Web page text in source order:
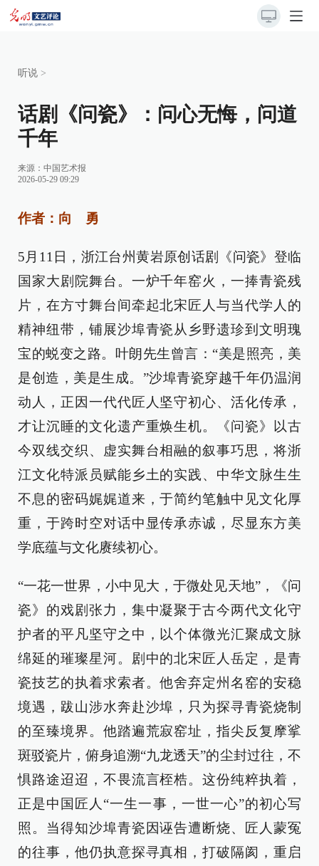
听说 >
话剧《问瓷》：问心无悔，问道
千年
来源： 中国艺术报
2026-05-29 09:29
作者：向 勇
5月11日，浙江台州黄岩原创话剧《问瓷》登临
国家大剧院舞台。一炉千年窑火，一捧青瓷残
片，在方寸舞台间牵起北宋匠人与当代学人的
精神纽带，铺展沙埠青瓷从乡野遗珍到文明瑰
宝的蜕变之路。叶朗先生曾言：“美是照亮，美
是创造，美是生成。”沙埠青瓷穿越千年仍温润
动人，正因一代代匠人坚守初心、活化传承，
才让沉睡的文化遗产重焕生机。《问瓷》以古
今双线交织、虚实舞台相融的叙事巧思，将浙
江文化特派员赋能乡土的实践、中华文脉生生
不息的密码娓娓道来，于简约笔触中见文化厚
重，于跨时空对话中显传承赤诚，尽显东方美
学底蕴与文化赓续初心。
“一花一世界，小中见大，于微处见天地”，《问
瓷》的戏剧张力，集中凝聚于古今两代文化守
护者的平凡坚守之中，以个体微光汇聚成文脉
绵延的璀璨星河。剧中的北宋匠人岳定，是青
瓷技艺的执着求索者。他舍弃定州名窑的安稳
境遇，跋山涉水奔赴沙埠，只为探寻青瓷烧制
的至臻境界。他踏遍荒寂窑址，指尖反复摩挲
斑驳瓷片，俯身追溯“九龙透天”的尘封过往，不
惧路途迢迢，不畏流言桎梏。这份纯粹执着，
正是中国匠人“一生一事，一世一心”的初心写
照。当得知沙埠青瓷因诬告遭断烧、匠人蒙冤
的往事，他仍执意探寻真相，打破隔阂，重启